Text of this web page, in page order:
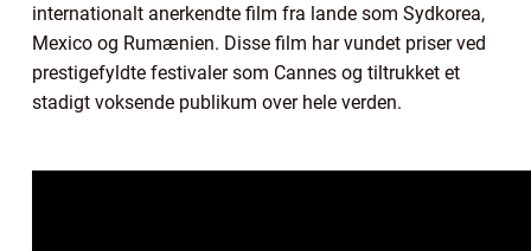
internationalt anerkendte film fra lande som Sydkorea,
Mexico og Rumænien. Disse film har vundet priser ved
prestigefyldte festivaler som Cannes og tiltrukket et
stadigt voksende publikum over hele verden.